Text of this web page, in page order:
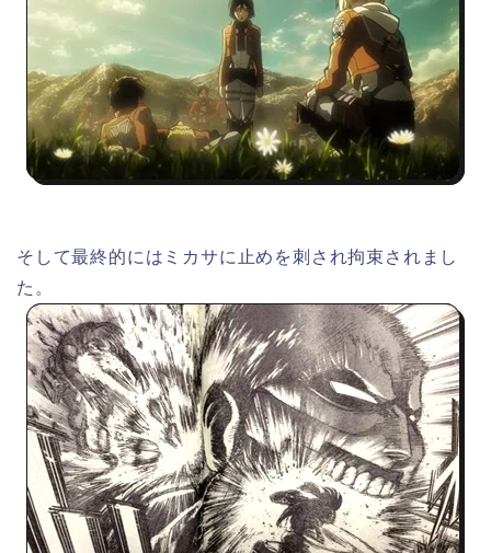
そして最終的にはミカサに止めを刺され拘束されまし
た。